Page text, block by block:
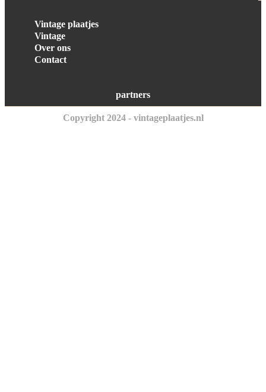
Vintage plaatjes
Vintage
Over ons
Contact
partners
Copyright 2024 - vintageplaatjes.nl